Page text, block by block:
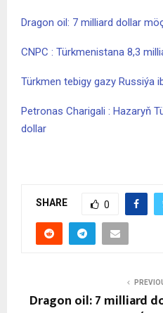
Dragon oil: 7 milliard dollar
CNPC : Türkmenistana 8,3
Türkmen tebigy gazy Russiýa
Petronas Charigali : Hazaryň
dollar
SHARE 0
Dragon oil: 7 milliard